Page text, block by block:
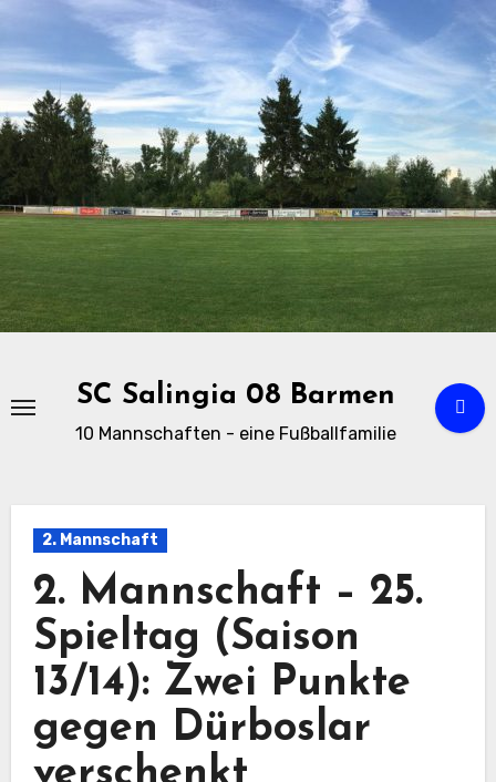
Zu
Inhalten
springen
SC Salingia 08 Barmen
10 Mannschaften - eine Fußballfamilie
2. Mannschaft
2. Mannschaft – 25.
Spieltag (Saison
13/14): Zwei Punkte
gegen Dürboslar